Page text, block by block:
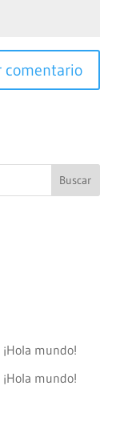
¡Hola mundo!
¡Hola mundo!